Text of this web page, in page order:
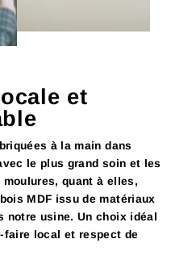
et
à la main dans
le plus grand soin et les
quant à elles,
MDF issu de matériaux
notre usine. Un choix idéal
faire local et respect de